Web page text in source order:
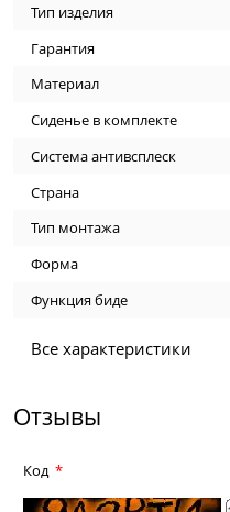
Тип изделия
Гарантия
Материал
Сиденье в комплекте
Система антивсплеск
Страна
Тип монтажа
Форма
Функция биде
Все характеристики
Отзывы
Код